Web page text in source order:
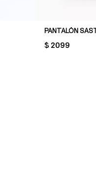
PANTALÓN
PRICE:
$ 2099